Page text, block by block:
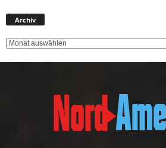
Archiv
h